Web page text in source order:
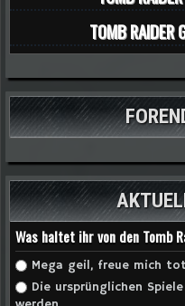
TOMB RAIDER
Was haltet ihr von den Tomb
Auswahlmöglichkeiten
Mega geil, freue mich
Die ursprünglichen